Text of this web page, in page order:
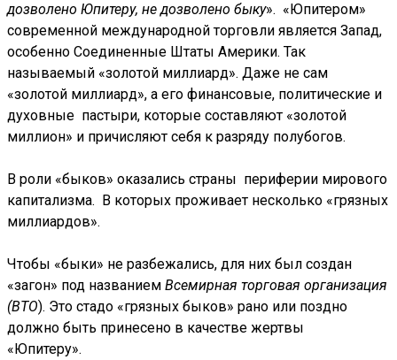
дозволено Юпитеру, не дозволено быку». «Юпитером»
современной международной торговли является Запад,
особенно Соединенные Штаты Америки. Так
называемый «золотой миллиард». Даже не сам
«золотой миллиард», а его финансовые, политические и
духовные пастыри, которые составляют «золотой
миллион» и причисляют себя к разряду полубогов.
В роли «быков» оказались страны периферии мирового
капитализма. В которых проживает несколько «грязных
миллиардов».
Чтобы «быки» не разбежались, для них был создан
«загон» под названием Всемирная торговая организация
(ВТО). Это стадо «грязных быков» рано или поздно
должно быть принесено в качестве жертвы
«Юпитеру».